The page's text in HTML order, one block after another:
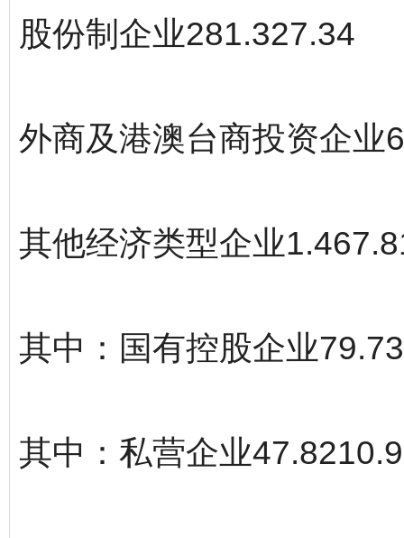
股份制企业281.327.34
外商及港澳台商投资企业
其他经济类型企业
其中：国有控股企业
其中：私营企业